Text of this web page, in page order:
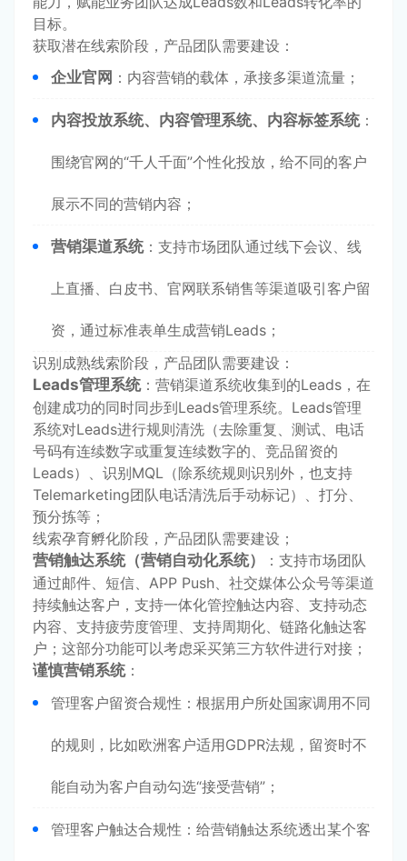
目标。
获取潜在线索阶段，产品团队需要建设：
企业官网 ：内容营销的载体，承接多渠道流量；
内容投放系统、内容管理系统、内容标签系统：
围绕官网的“千人千面”个性化投放，给不同的客户
展示不同的营销内容；
营销渠道系统：支持市场团队通过线下会议、线
上直播、白皮书、官网联系销售等渠道吸引客户留
资，通过标准表单生成营销Leads；
识别成熟线索阶段，产品团队需要建设：
Leads管理系统：营销渠道系统收集到的Leads，在
创建成功的同时同步到Leads管理系统。Leads管理
系统对Leads进行规则清洗（去除重复、测试、电话
号码有连续数字或重复连续数字的、竞品留资的
Leads）、识别MQL（除系统规则识别外，也支持
Telemarketing团队电话清洗后手动标记）、打分、
预分拣等；
线索孕育孵化阶段，产品团队需要建设；
营销触达系统（营销自动化系统）
：支持市场团队
通过邮件、短信、APP Push、社交媒体公众号等渠道
持续触达客户，支持一体化管控触达内容、支持动态
内容、支持疲劳度管理、支持周期化、链路化触达客
户；这部分功能可以考虑采买第三方软件进行对接；
谨慎营销系统：
管理客户留资合规性：根据用户所处国家调用不同
的规则，比如欧洲客户适用GDPR法规，留资时不
能自动为客户自动勾选“接受营销”；
管理客户触达合规性：给营销触达系统透出某个客